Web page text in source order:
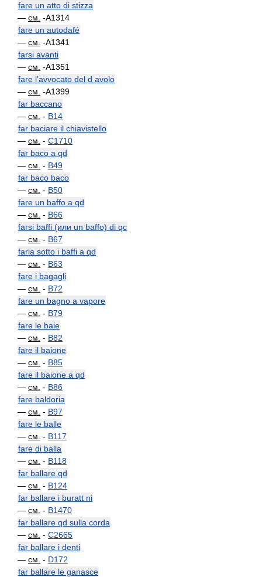
fare un atto di stizza
— см. -A1314
fare un autodafé
— см. -A1341
farsi avanti
— см. -A1351
fare l'avvocato del d avolo
— см. -A1399
far baccano
— см. - B14
far baciare il chiavistello
— см. - C1710
far baco a qd
— см. - B49
far baco baco
— см. - B50
fare un baffo a qd
— см. - B66
farsi baffi (или un baffo) di qc
— см. - B67
farla sotto i baffi a qd
— см. - B63
fare i bagagli
— см. - B72
fare un bagno a vapore
— см. - B79
fare le baie
— см. - B82
fare il baione
— см. - B85
fare il baione a qd
— см. - B86
fare baldoria
— см. - B97
fare le balle
— см. - B117
fare di balla
— см. - B118
far ballare qd
— см. - B124
far ballare i buratt ni
— см. - B1470
far ballare qd sulla corda
— см. - C2665
far ballare i denti
— см. - D172
far ballare le ganasce